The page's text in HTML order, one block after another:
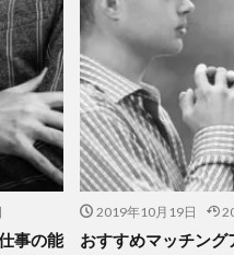
事の能
2019年10月19日
おすすめマッチング